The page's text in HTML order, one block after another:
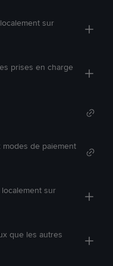
sur
prises en charge
de paiement
sur
que les autres